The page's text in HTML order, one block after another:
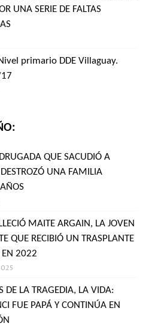
UNA SERIE DE FALTAS
primario DDE Villaguay.
QUE SACUDIÓ A
UNA FAMILIA
MAITE ARGAIN, LA JOVEN
QUE RECIBIÓ UN TRASPLANTE
EN 2022
DE LA TRAGEDIA, LA VIDA:
FUE PAPÁ Y CONTINÚA EN